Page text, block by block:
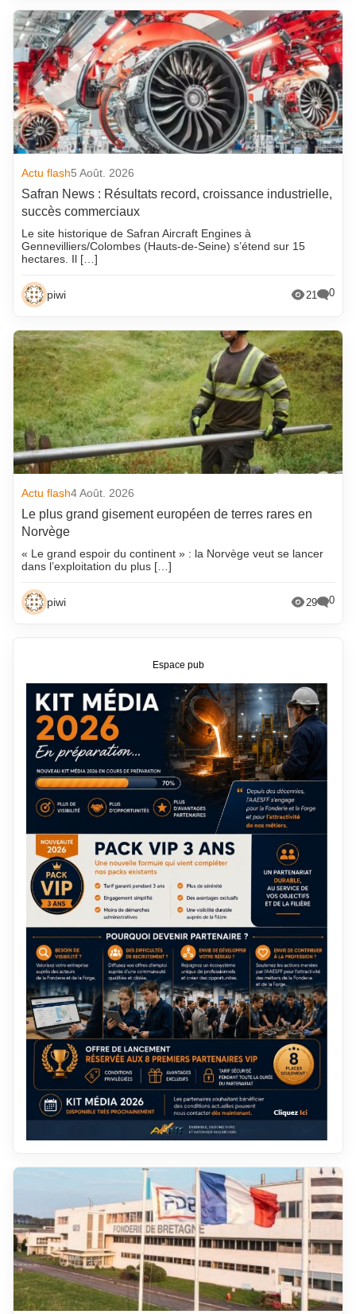
Actu flash5 Août. 2026
Safran News : Résultats record, croissance industrielle,
succès commerciaux
Le site historique de Safran Aircraft Engines à
Gennevilliers/Colombes (Hauts-de-Seine) s’étend sur 15
hectares. Il […]
piwi 21 0
Actu flash4 Août. 2026
Le plus grand gisement européen de terres rares en
Norvège
« Le grand espoir du continent » : la Norvège veut se lancer
dans l’exploitation du plus […]
piwi 29 0
Espace pub